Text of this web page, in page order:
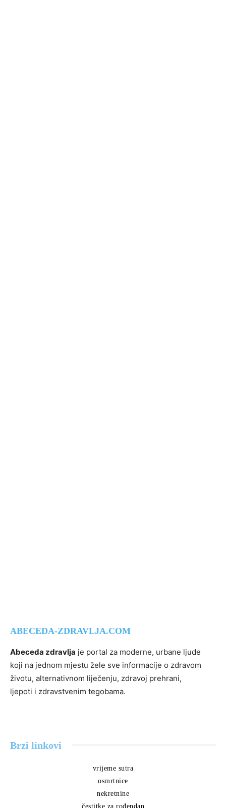
ABECEDA-ZDRAVLJA.COM
Abeceda zdravlja je portal za moderne, urbane ljude
koji na jednom mjestu žele sve informacije o zdravom
životu, alternativnom liječenju, zdravoj prehrani,
ljepoti i zdravstvenim tegobama.
Brzi linkovi
vrijeme sutra
osmrtnice
nekretnine
čestitke za rođendan